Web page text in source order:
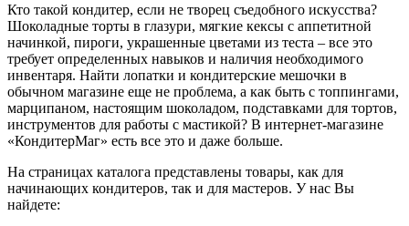
Кто такой кондитер, если не творец съедобного искусства?
Шоколадные торты в глазури, мягкие кексы с аппетитной
начинкой, пироги, украшенные цветами из теста – все это
требует определенных навыков и наличия необходимого
инвентаря. Найти лопатки и кондитерские мешочки в
обычном магазине еще не проблема, а как быть с топпингами,
марципаном, настоящим шоколадом, подставками для тортов,
инструментов для работы с мастикой? В интернет-магазине
«КондитерМаг» есть все это и даже больше.
На страницах каталога представлены товары, как для
начинающих кондитеров, так и для мастеров. У нас Вы
найдете: